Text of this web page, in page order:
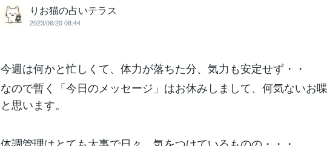
りお猫の占いテラス
2023/06/20 08:44
今週は何かと忙しくて、体力が落ちた分、気力も安定せず・・
なので暫く「今日のメッセージ」はお休みしまして、何気ないお
と思います。